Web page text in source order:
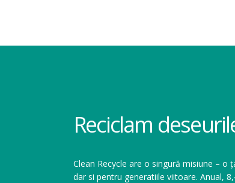
Reciclam
Clean Recycle are o singură misiune – o
dar si pentru generatiile viitoare. Anual,